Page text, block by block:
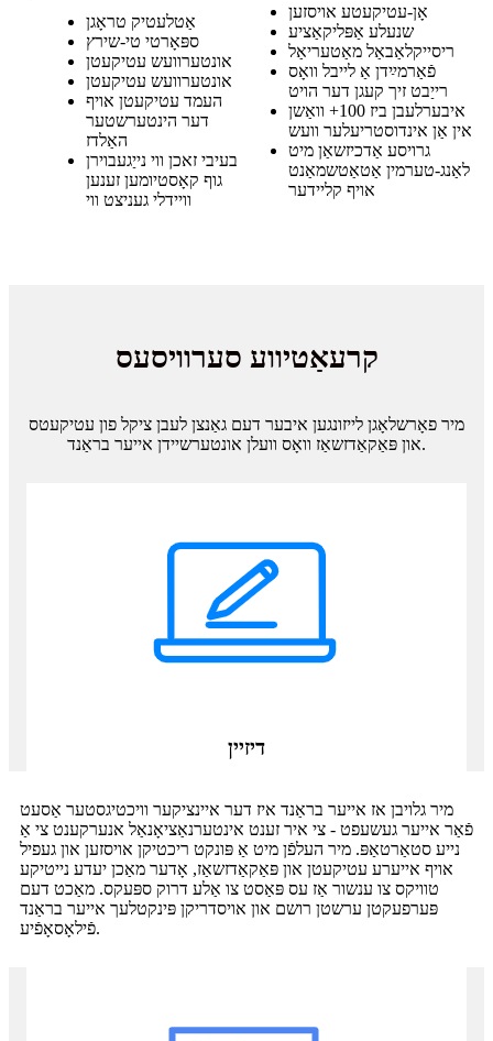
אַטלעטיק טראָגן
ספּאָרטי טי-שירץ
אונטערוועש עטיקעטן
אונטערוועש עטיקעטן
העמד עטיקעטן אויף
דער הינטערשטער
האַלדז
בעיבי זאכן ווי נייַגעבוירן
גוף קאָסטיומען זענען
וויידלי געניצט ווי
אָן-עטיקעטע אויסזען
שנעלע אַפּליקאַציע
ריסייקלאַבאַל מאַטעריאַל
פֿאַרמײַדן אַ לייבל וואָס
רייַבט זיך קעגן דער הויט
איבערלעבן ביז 100+ וואַשן
אין אַן אינדוסטריעלער וועש
גרויסע אַדכיזשאַן מיט
לאַנג-טערמין אַטאַטשמאַנט
אויף קליידער
קרעאַטיווע סערוויסעס
מיר פאָרשלאָגן לייזונגען איבער דעם גאַנצן לעבן ציקל פון עטיקעטס
און פּאַקאַדזשאַז וואָס וועלן אונטערשיידן אייער בראַנד.
דיזיין
מיר גלויבן אז אייער בראַנד איז דער איינציקער וויכטיגסטער אַסעט
פֿאַר אייער געשעפט - צי איר זענט אינטערנאַציאָנאַל אנערקענט צי אַ
נייע סטאַרטאַפּ. מיר העלפֿן מיט אַ פּונקט ריכטיקן אויסזען און געפיל
אויף אייערע עטיקעטן און פּאַקאַדזשאַז, אָדער מאַכן יעדע נייטיקע
טוויקס צו ענשור אַז עס פּאַסט צו אַלע דרוק ספּעקס. מאַכט דעם
פּערפעקטן ערשטן רושם און אויסדריקן פּינקטלעך אייער בראַנד
פֿילאָסאָפֿיע.